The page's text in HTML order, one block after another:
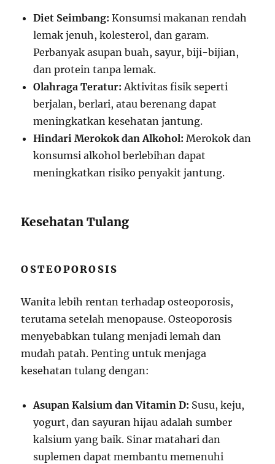
Diet Seimbang: Konsumsi makanan rendah
lemak jenuh, kolesterol, dan garam.
Perbanyak asupan buah, sayur, biji-bijian,
dan protein tanpa lemak.
Olahraga Teratur: Aktivitas fisik seperti
berjalan, berlari, atau berenang dapat
meningkatkan kesehatan jantung.
Hindari Merokok dan Alkohol: Merokok dan
konsumsi alkohol berlebihan dapat
meningkatkan risiko penyakit jantung.
Kesehatan Tulang
OSTEOPOROSIS
Wanita lebih rentan terhadap osteoporosis,
terutama setelah menopause. Osteoporosis
menyebabkan tulang menjadi lemah dan
mudah patah. Penting untuk menjaga
kesehatan tulang dengan:
Asupan Kalsium dan Vitamin D: Susu, keju,
yogurt, dan sayuran hijau adalah sumber
kalsium yang baik. Sinar matahari dan
suplemen dapat membantu memenuhi